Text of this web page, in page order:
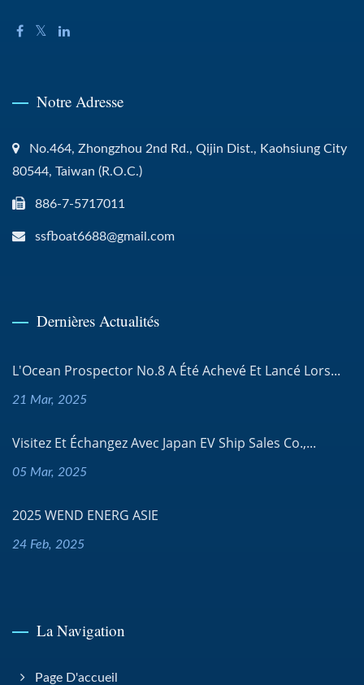
Notre Adresse
No.464, Zhongzhou 2nd Rd., Qijin Dist., Kaohsiung City
80544, Taiwan (R.O.C.)
886-7-5717011
ssfboat6688@gmail.com
Dernières Actualités
L'Ocean Prospector No.8 A Été Achevé Et Lancé Lors...
21 Mar, 2025
Visitez Et Échangez Avec Japan EV Ship Sales Co.,...
05 Mar, 2025
2025 WEND ENERG ASIE
24 Feb, 2025
La Navigation
Page D'accueil